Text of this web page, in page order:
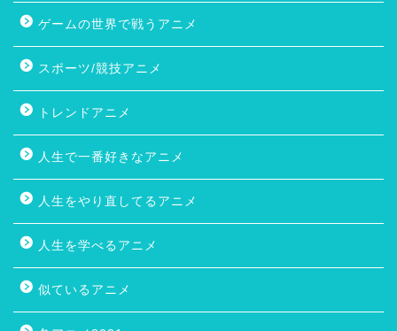
ゲームの世界で戦うアニメ
スポーツ/競技アニメ
トレンドアニメ
人生で一番好きなアニメ
人生をやり直してるアニメ
人生を学べるアニメ
似ているアニメ